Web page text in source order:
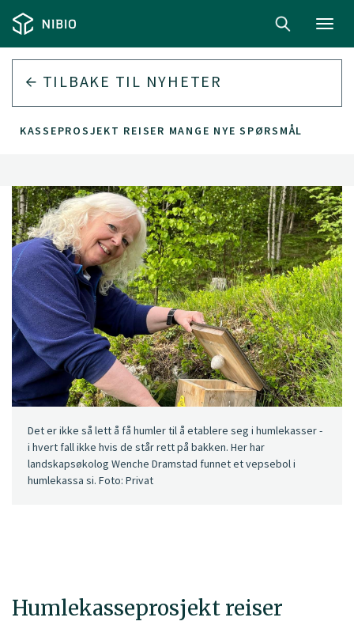
TILBAKE TIL NYHETER
REISER MANGE NYE SPØRSMÅL
Humlekasseprosjekt reiser
Det er ikke så lett å få humler til å etablere seg i humlekasser -
i hvert fall ikke hvis de står rett på bakken. Her har
landskapsøkolog Wenche Dramstad funnet et vepsebol i
humlekassa si. Foto: Privat